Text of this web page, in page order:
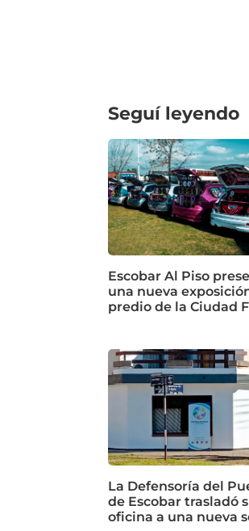
Seguí leyendo
Escobar Al Piso
una nueva
predio de la Ciudad
La Defensoría del
de Escobar trasladó
oficina a una nueva